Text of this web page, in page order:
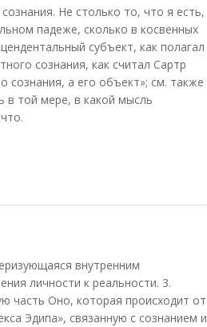
Не столько то, что я есть,
падеже, сколько в косвенных
субъект, как полагал
сознания, как считал Сартр
сознания, а его объект»; см. также
той мере, в какой мысль
внутренним
личности к реальности. 3.
часть Оно, которая происходит от
Эдипа», связанную с сознанием и